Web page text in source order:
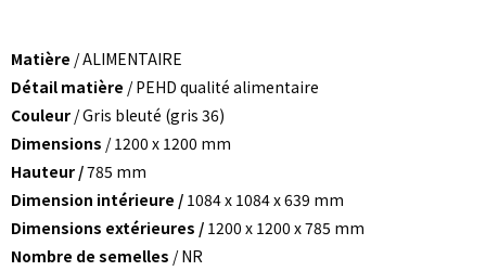
Matière / ALIMENTAIRE
Détail matière / PEHD qualité alimentaire
Couleur / Gris bleuté (gris 36)
Dimensions / 1200 x 1200 mm
Hauteur /785 mm
Dimension intérieure / 1084 x 1084 x 639 mm
Dimensions extérieures / 1200 x 1200 x 785 mm
Nombre de semelles / NR